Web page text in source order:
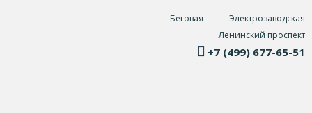
Беговая
Электрозаводская
Ленинский проспект
+7 (499) 677-65-51